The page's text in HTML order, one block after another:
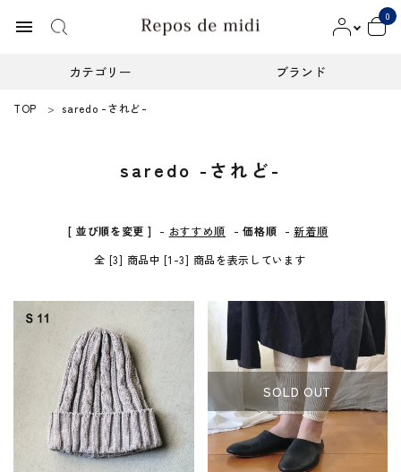
menu
0
カテゴリー ブランド
ACCOUNT MENU
person 新規会員登録
カテゴリー
インフォメーション
お知らせ
ご利用ガイド
プライバシーポリシー
特定商取引法について
TOP saredo -されど-
saredo -されど-
[ 並び順を変更 ] - おすすめ順 -価格順 -新着順
全 [3] 商品中 [1-3] 商品を表示しています
SOLD OUT